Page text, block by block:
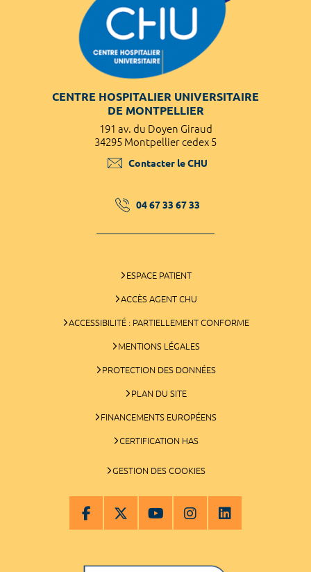
CENTRE HOSPITALIER UNIVERSITAIRE
DE MONTPELLIER
191 av. du Doyen Giraud
34295 Montpellier cedex 5
Contacter le CHU
04 67 33 67 33
ESPACE PATIENT
ACCÈS AGENT CHU
ACCESSIBILITÉ : PARTIELLEMENT CONFORME
MENTIONS LÉGALES
PROTECTION DES DONNÉES
PLAN DU SITE
FINANCEMENTS EUROPÉENS
CERTIFICATION HAS
GESTION DES COOKIES